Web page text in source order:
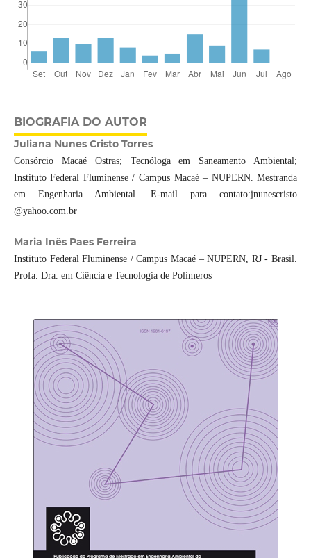
BIOGRAFIA DO AUTOR
Juliana Nunes Cristo Torres
Consórcio Macaé Ostras; Tecnóloga em Saneamento Ambiental;
Instituto Federal Fluminense / Campus Macaé – NUPERN. Mestranda
em Engenharia Ambiental. E-mail para contato:jnunescristo
@yahoo.com.br
Maria Inês Paes Ferreira
Instituto Federal Fluminense / Campus Macaé – NUPERN, RJ - Brasil.
Profa. Dra. em Ciência e Tecnologia de Polímeros